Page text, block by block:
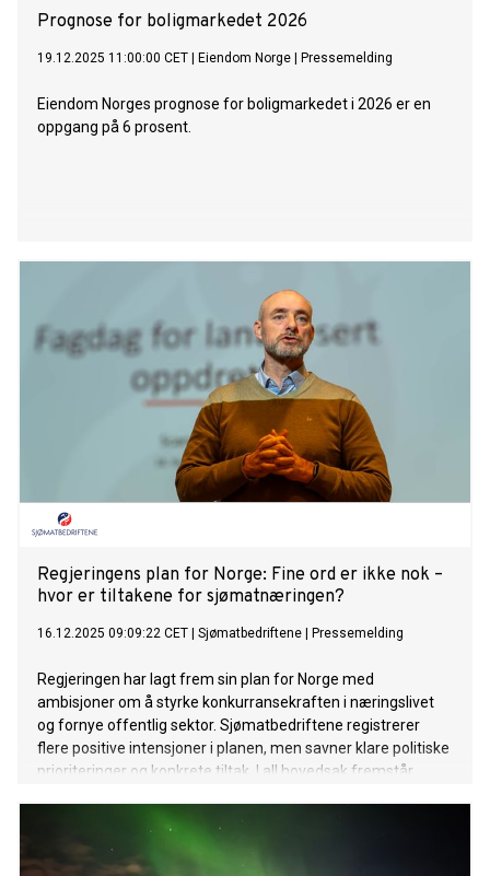
Prognose for boligmarkedet 2026
19.12.2025 11:00:00 CET Eiendom Norge Pressemelding
Eiendom Norges prognose for boligmarkedet i 2026 er en
oppgang på 6 prosent.
Regjeringens plan for Norge: Fine ord er ikke nok –
hvor er tiltakene for sjømatnæringen?
16.12.2025 09:09:22 CET Sjømatbedriftene Pressemelding
Regjeringen har lagt frem sin plan for Norge med
ambisjoner om å styrke konkurransekraften i næringslivet
og fornye offentlig sektor. Sjømatbedriftene registrerer
flere positive intensjoner i planen, men savner klare politiske
prioriteringer og konkrete tiltak. I all hovedsak fremstår
tydelige mål og forpliktelser.